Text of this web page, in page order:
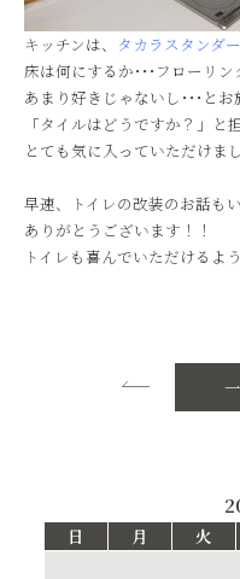
キッチンは、 タカラスタンダ
床は何にするか･･･フローリ
あまり好きじゃないし･･･とお
「タイルはどうですか？」と
とても気に入っていただけま
早速、トイレの改装のお話も
ありがとうございます！！
トイレも喜んでいただけるよ
日 月 火